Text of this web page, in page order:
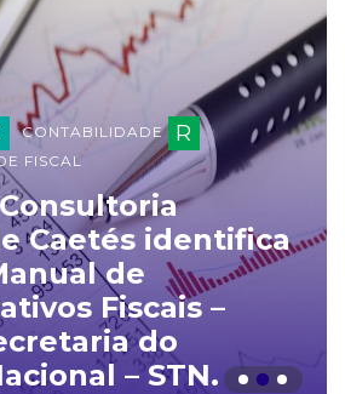
CONTABILIDADE R
FISCAL
Caetés identifica
de
Fiscais –
do
– STN.